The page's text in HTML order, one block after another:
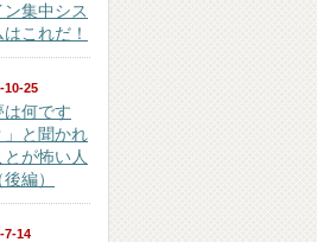
ン集中シス
はこれだ！
10-25
は何です
」と聞かれ
とが怖い人
編）
7-14